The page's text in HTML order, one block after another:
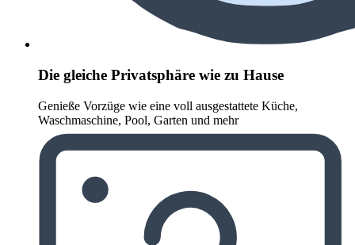
Die gleiche Privatsphäre wie zu Hause
Genieße Vorzüge wie eine voll ausgestattete Küche,
Waschmaschine, Pool, Garten und mehr